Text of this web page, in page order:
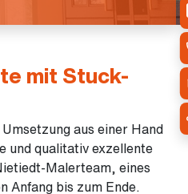
mit Stuck-
aus einer Hand
und qualitativ exzellente
Malerteam, eines
Anfang bis zum Ende.